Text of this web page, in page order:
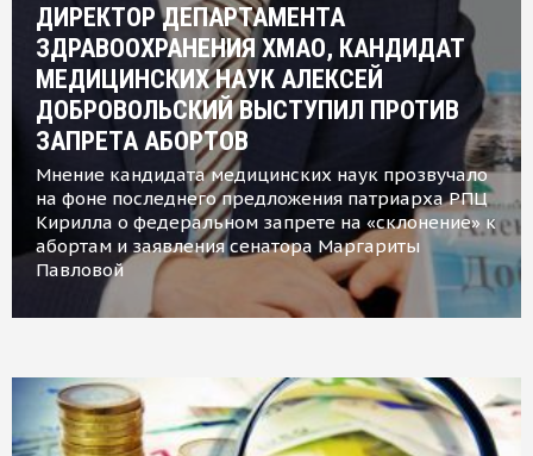
ДИРЕКТОР ДЕПАРТАМЕНТА
ЗДРАВООХРАНЕНИЯ ХМАО, КАНДИДАТ
МЕДИЦИНСКИХ НАУК АЛЕКСЕЙ
ДОБРОВОЛЬСКИЙ ВЫСТУПИЛ ПРОТИВ
ЗАПРЕТА АБОРТОВ
Мнение кандидата медицинских наук прозвучало
на фоне последнего предложения патриарха РПЦ
Кирилла о федеральном запрете на «склонение» к
абортам и заявления сенатора Маргариты
Павловой